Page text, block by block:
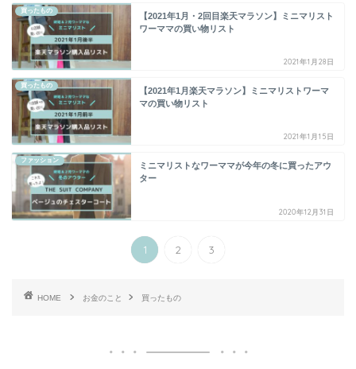
買ったもの
【2021年1月・2回目楽天マラソン】ミニマリスト
ワーママの買い物リスト
2021年1月28日
買ったもの
【2021年1月楽天マラソン】ミニマリストワーマ
マの買い物リスト
2021年1月15日
ファッション
ミニマリストなワーママが今年の冬に買ったアウ
ター
2020年12月31日
1 2 3
HOME お金のこと 買ったもの